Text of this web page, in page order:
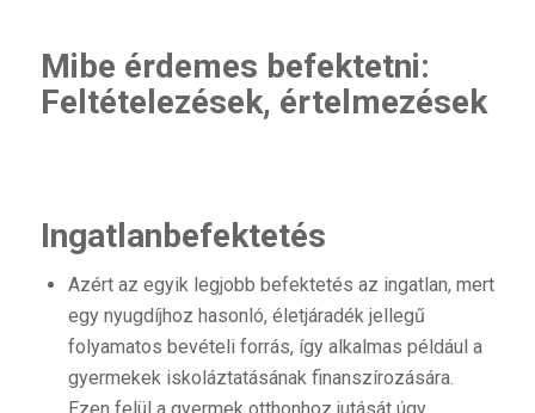
Mibe érdemes befektetni:
Feltételezések, értelmezések
Ingatlanbefektetés
Azért az egyik legjobb befektetés az ingatlan, mert
egy nyugdíjhoz hasonló, életjáradék jellegű
folyamatos bevételi forrás, így alkalmas például a
gyermekek iskoláztatásának finanszírozására.
Ezen felül a gyermek otthonhoz jutását úgy